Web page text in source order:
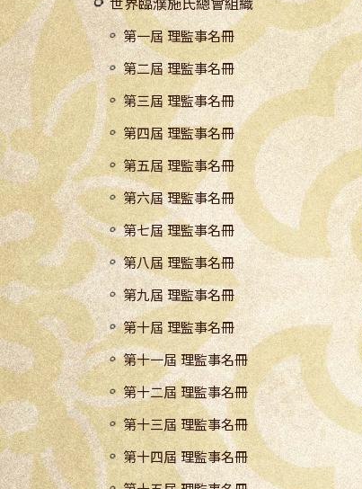
世界臨濮施氏總會組織
第一屆 理監事名冊
第二屆 理監事名冊
第三屆 理監事名冊
第四屆 理監事名冊
第五屆 理監事名冊
第六屆 理監事名冊
第七屆 理監事名冊
第八屆 理監事名冊
第九屆 理監事名冊
第十屆 理監事名冊
第十一屆 理監事名冊
第十二屆 理監事名冊
第十三屆 理監事名冊
第十四屆 理監事名冊